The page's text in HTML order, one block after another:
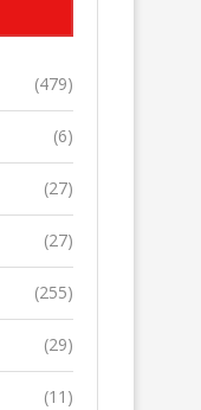
(479)
(6)
(27)
(27)
(255)
(29)
(11)